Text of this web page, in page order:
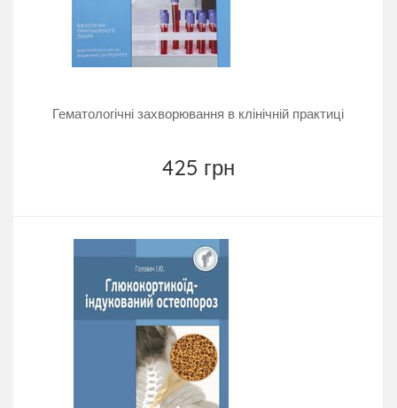
Гематологічні захворювання в клінічній практиці
425 грн